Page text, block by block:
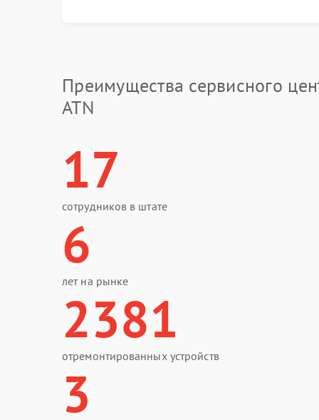
Преимущества сервисного
ATN
17
сотрудников в штате
6
лет на рынке
2381
отремонтированных устройств
3